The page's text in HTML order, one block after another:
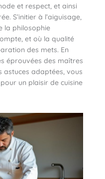
et respect, et ainsi
S’initier à l’aiguisage,
la philosophie
et où la qualité
des mets. En
éprouvées des maîtres
astuces adaptées, vous
un plaisir de cuisine